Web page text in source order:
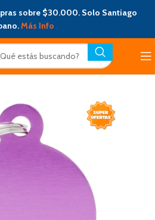
sobre $30.000. Solo Santiago
Más Info